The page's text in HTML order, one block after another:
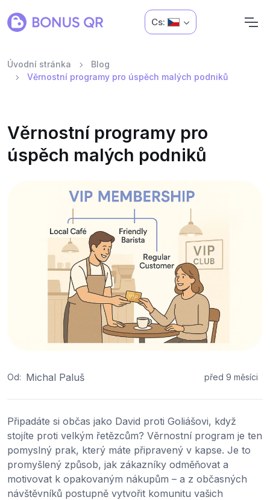
Cs:
Úvodní stránka
Blog
Věrnostní programy pro úspěch malých podniků
Věrnostní programy pro
úspěch malých podniků
Od: Michal Paluš před 9 měsíci
Připadáte si občas jako David proti Goliášovi, když
stojíte proti velkým řetězcům? Věrnostní program je ten
pomyslný prak, který máte připravený v kapse. Je to
promyšlený způsob, jak zákazníky odměňovat a
motivovat k opakovaným nákupům – a z občasných
návštěvníků postupně vytvořit komunitu vašich